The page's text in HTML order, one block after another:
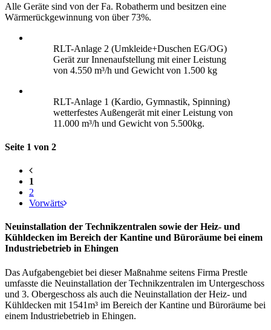
Alle Geräte sind von der Fa. Robatherm und besitzen eine
Wärmerückgewinnung von über 73%.
RLT-Anlage 2 (Umkleide+Duschen EG/OG)
Gerät zur Innenaufstellung mit einer Leistung
von 4.550 m³/h und Gewicht von 1.500 kg
RLT-Anlage 1 (Kardio, Gymnastik, Spinning)
wetterfestes Außengerät mit einer Leistung von
11.000 m³/h und Gewicht von 5.500kg.
Seite 1 von 2
1
2
Vorwärts
Neuinstallation der Technikzentralen sowie der Heiz- und
Kühldecken im Bereich der Kantine und Büroräume bei einem
Industriebetrieb in Ehingen
Das Aufgabengebiet bei dieser Maßnahme seitens Firma Prestle
umfasste die Neuinstallation der Technikzentralen im Untergeschoss
und 3. Obergeschoss als auch die Neuinstallation der Heiz- und
Kühldecken mit 1541m³ im Bereich der Kantine und Büroräume bei
einem Industriebetrieb in Ehingen.